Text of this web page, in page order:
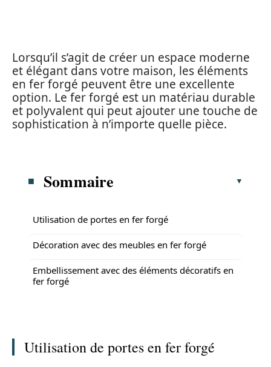
Lorsqu’il s’agit de créer un espace moderne
et élégant dans votre maison, les éléments
en fer forgé peuvent être une excellente
option. Le fer forgé est un matériau durable
et polyvalent qui peut ajouter une touche de
sophistication à n’importe quelle pièce.
Sommaire
Utilisation de portes en fer forgé
Décoration avec des meubles en fer forgé
Embellissement avec des éléments décoratifs en
fer forgé
Utilisation de portes en fer forgé